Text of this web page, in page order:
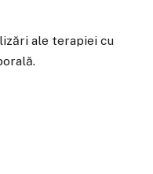
ale terapiei cu